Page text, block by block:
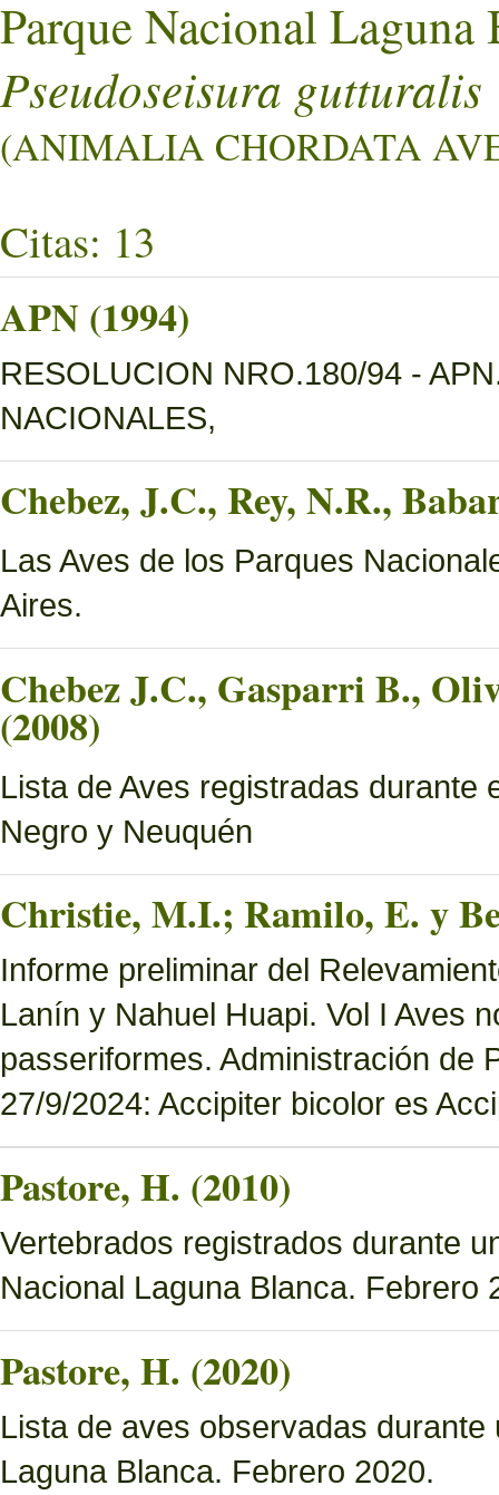
Parque Nacional Laguna
Pseudoseisura gutturalis
(ANIMALIA CHORDATA
Citas: 13
APN (1994)
RESOLUCION NRO.180/94 -
NACIONALES,
Chebez, J.C., Rey, N.R.,
Las Aves de los Parques
Aires.
Chebez J.C., Gasparri B.,
(2008)
Lista de Aves registradas durante
Negro y Neuquén
Christie, M.I.; Ramilo, E. y
Informe preliminar del
Lanín y Nahuel Huapi. Vol I Aves
passeriformes. Administración de
27/9/2024: Accipiter bicolor es
Pastore, H. (2010)
Vertebrados registrados durante
Nacional Laguna Blanca. Febrero
Pastore, H. (2020)
Lista de aves observadas
Laguna Blanca. Febrero 2020.